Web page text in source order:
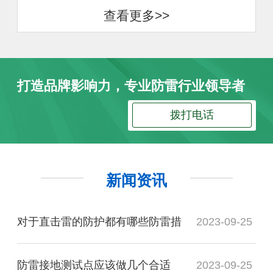
查看更多>>
打造品牌影响力，专业防雷行业领导者
拨打电话
新闻资讯
对于直击雷的防护都有哪些防雷措 2023-09-25
防雷接地测试点应该做几个合适 2023-09-25